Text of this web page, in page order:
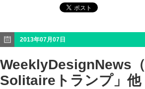
2013年07月07日
WeeklyDesignNews
Solitaireトランプ」他